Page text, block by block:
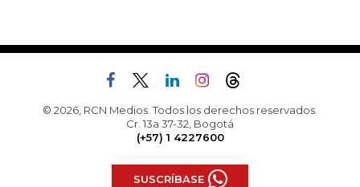
© 2026, RCN Medios. Todos los derechos reservados.
Cr. 13a 37-32, Bogotá
(+57) 1 4227600
SUSCRÍBASE